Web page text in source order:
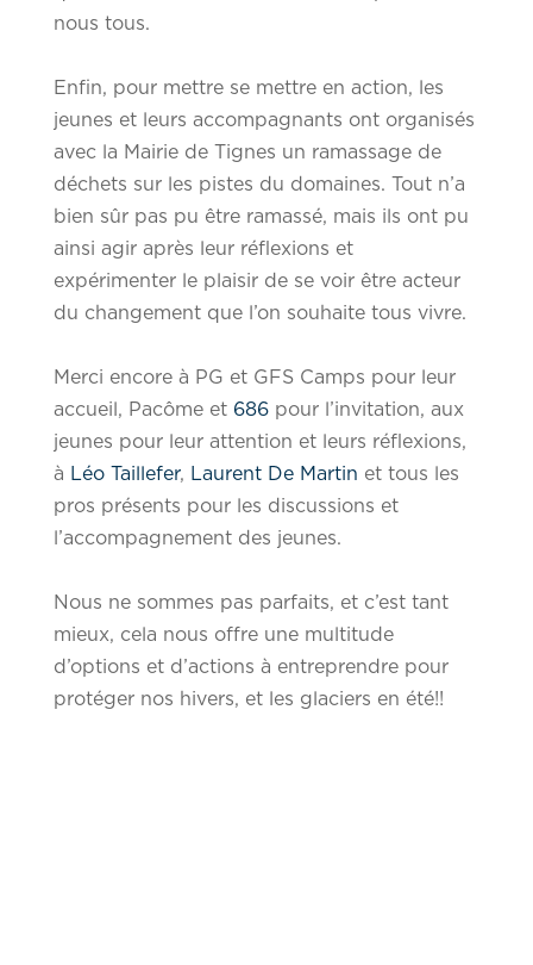
nous tous.
Enfin, pour mettre se mettre en action, les
jeunes et leurs accompagnants ont organisés
avec la Mairie de Tignes un ramassage de
déchets sur les pistes du domaines. Tout n’a
bien sûr pas pu être ramassé, mais ils ont pu
ainsi agir après leur réflexions et
expérimenter le plaisir de se voir être acteur
du changement que l’on souhaite tous vivre.
Merci encore à PG et GFS Camps pour leur
accueil, Pacôme et 686pour l’invitation, aux
jeunes pour leur attention et leurs réflexions,
à Léo Taillefer, Laurent De Martin et tous les
pros présents pour les discussions et
l’accompagnement des jeunes.
Nous ne sommes pas parfaits, et c’est tant
mieux, cela nous offre une multitude
d’options et d’actions à entreprendre pour
protéger nos hivers, et les glaciers en été!!